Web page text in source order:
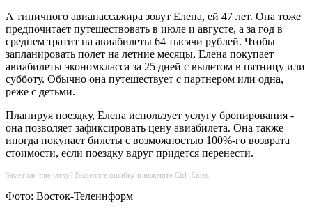
А типичного авиапассажира зовут Елена, ей 47 лет. Она тоже
предпочитает путешествовать в июле и августе, а за год в
среднем тратит на авиабилеты 64 тысячи рублей. Чтобы
запланировать полет на летние месяцы, Елена покупает
авиабилеты экономкласса за 25 дней с вылетом в пятницу или
субботу. Обычно она путешествует с партнером или одна,
реже с детьми.
Планируя поездку, Елена использует услугу бронирования -
она позволяет зафиксировать цену авиабилета. Она также
иногда покупает билеты с возможностью 100%-го возврата
стоимости, если поездку вдруг придется перенести.
Заметили опечатку? Выделите ошибку и нажмите Ctrl+Enter.
Фото: Восток-Телеинформ